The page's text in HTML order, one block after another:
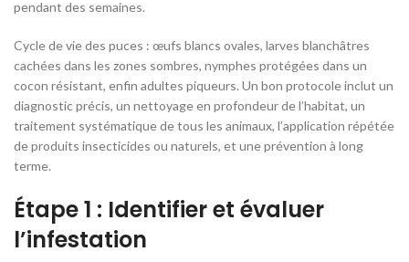
pendant des semaines.
Cycle de vie des puces : œufs blancs ovales, larves blanchâtres
cachées dans les zones sombres, nymphes protégées dans un
cocon résistant, enfin adultes piqueurs. Un bon protocole inclut un
diagnostic précis, un nettoyage en profondeur de l’habitat, un
traitement systématique de tous les animaux, l’application répétée
de produits insecticides ou naturels, et une prévention à long
terme.
Étape 1 : Identifier et évaluer
l’infestation